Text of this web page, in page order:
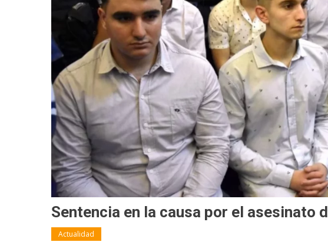
Sentencia en la causa por el asesinato
Actualidad